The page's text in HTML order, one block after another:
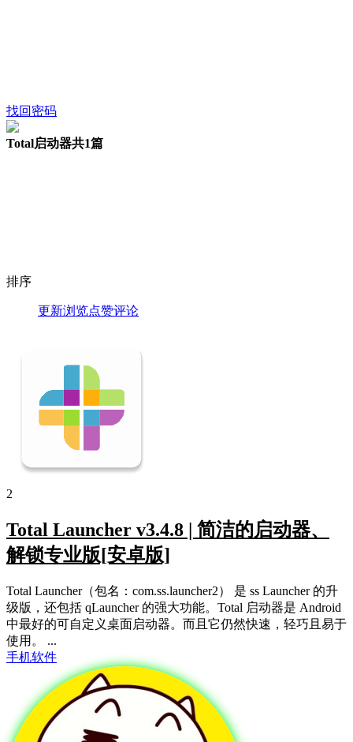
找回密码
Total启动器共1篇
排序
更新浏览点赞评论
2
Total Launcher v3.4.8 | 简洁的启动器、
解锁专业版[安卓版]
Total Launcher（包名：com.ss.launcher2） 是 ss Launcher 的升
级版，还包括 qLauncher 的强大功能。Total 启动器是 Android
中最好的可自定义桌面启动器。而且它仍然快速，轻巧且易于
使用。 ...
手机软件